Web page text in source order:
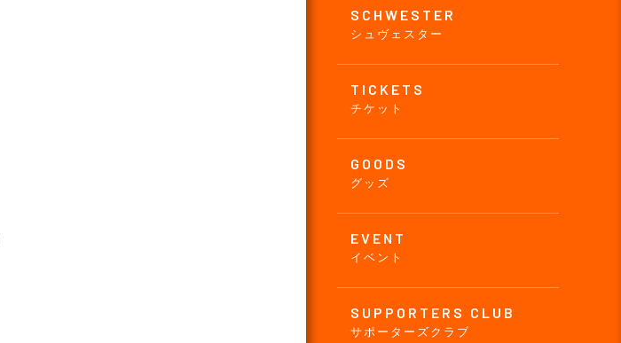
SCHWESTER
シュヴェスター
TICKETS
チケット
GOODS
グッズ
EVENT
イベント
SUPPORTERS CLUB
サポーターズクラブ